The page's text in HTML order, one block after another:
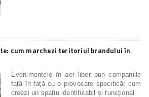
cum marchezi teritoriul brandului în
Evenimentele în aer liber pun companiile
față în față cu o provocare specifică: cum
creezi un spațiu identificabil și funcțional